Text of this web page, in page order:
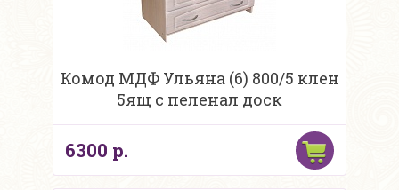
Комод МДФ Ульяна (6) 800/5 клен
5ящ с пеленал доск
6300 р.